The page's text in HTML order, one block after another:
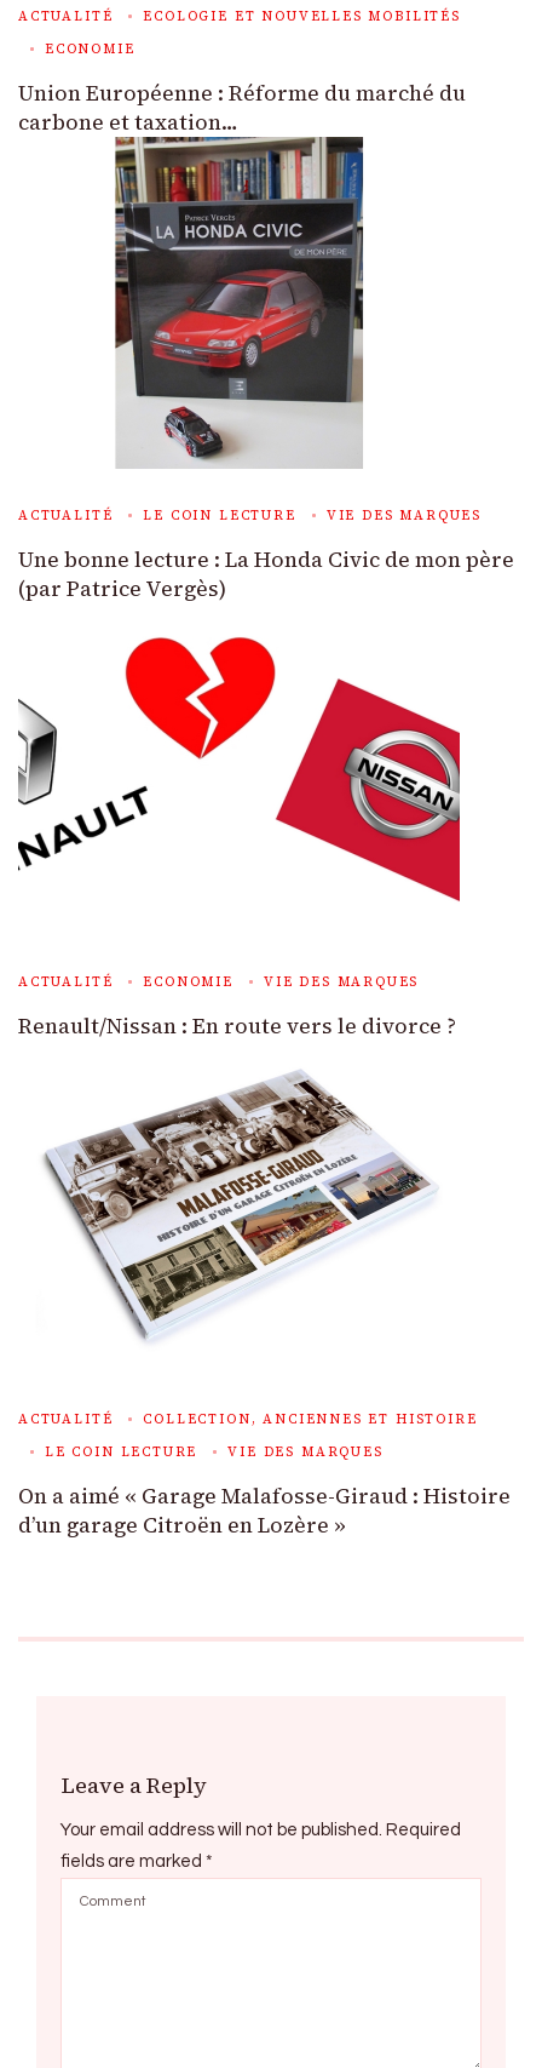
ACTUALITÉ
ECOLOGIE ET NOUVELLES MOBILITÉS
ECONOMIE
Union Européenne : Réforme du marché du
carbone et taxation…
ACTUALITÉ LE COIN LECTURE VIE DES MARQUES
Une bonne lecture : La Honda Civic de mon père
(par Patrice Vergès)
ACTUALITÉ ECONOMIE VIE DES MARQUES
Renault/Nissan : En route vers le divorce ?
ACTUALITÉ
COLLECTION, ANCIENNES ET HISTOIRE
LE COIN LECTURE
VIE DES MARQUES
On a aimé « Garage Malafosse-Giraud : Histoire
d’un garage Citroën en Lozère »
Leave a Reply
Your email address will not be published. Required
fields are marked *